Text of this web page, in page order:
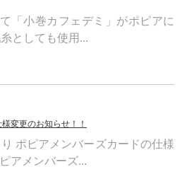
「小巻カフェデミ」がポピアに
としても使用...
変更のお知らせ！！
ポピアメンバーズカードの仕様
アメンバーズ...